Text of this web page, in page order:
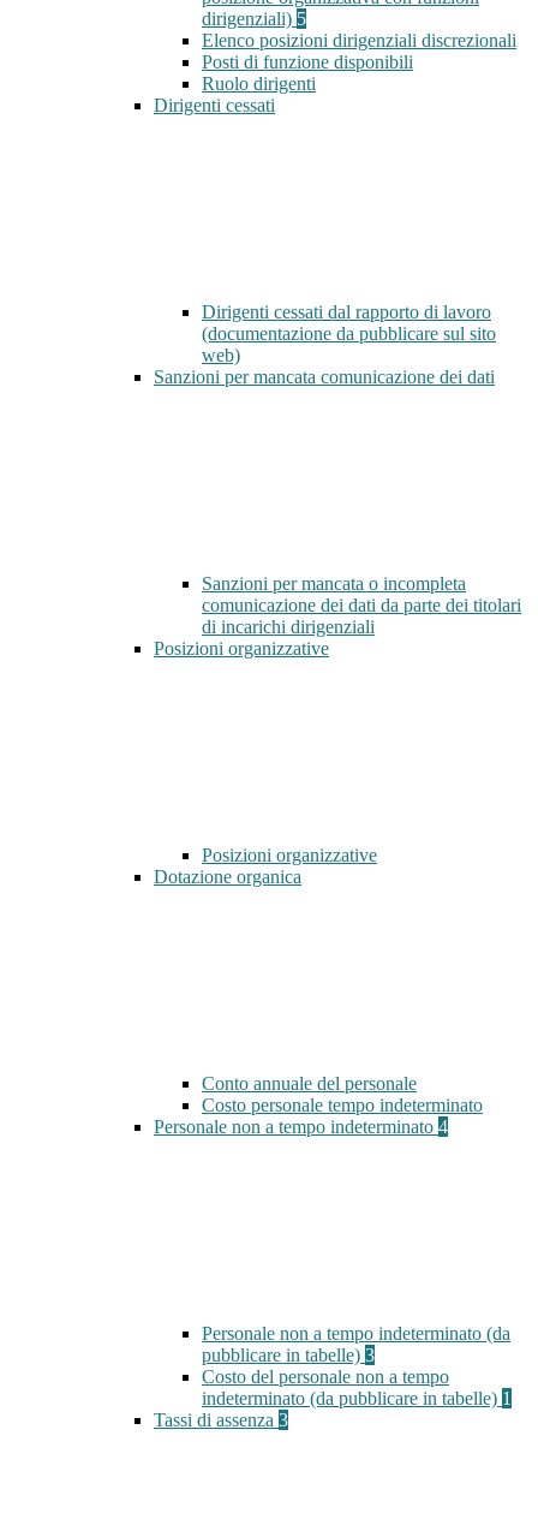
dirigenziali) 5
Elenco posizioni dirigenziali discrezionali
Posti di funzione disponibili
Ruolo dirigenti
Dirigenti cessati
Dirigenti cessati dal rapporto di lavoro
(documentazione da pubblicare sul sito
web)
Sanzioni per mancata comunicazione dei dati
Sanzioni per mancata o incompleta
comunicazione dei dati da parte dei titolari
di incarichi dirigenziali
Posizioni organizzative
Posizioni organizzative
Dotazione organica
Conto annuale del personale
Costo personale tempo indeterminato
Personale non a tempo indeterminato 4
Personale non a tempo indeterminato (da
pubblicare in tabelle) 3
Costo del personale non a tempo
indeterminato (da pubblicare in tabelle) 1
Tassi di assenza 3